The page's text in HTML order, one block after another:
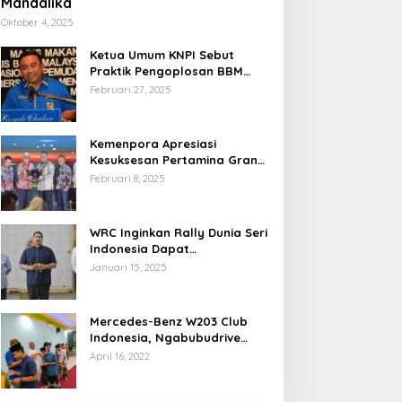
Oktober 4, 2025
Ketua Umum KNPI Sebut
Praktik Pengoplosan BBM
Cederai Kepercayaan
Februari 27, 2025
Kemenpora Apresiasi
Kesuksesan Pertamina Grand
Prix of Indonesia 2024
Februari 8, 2025
WRC Inginkan Rally Dunia Seri
Indonesia Dapat
Terselenggara 2026
Januari 15, 2025
Mercedes-Benz W203 Club
Indonesia, Ngabubudrive
Ramadhan 2022
April 16, 2022